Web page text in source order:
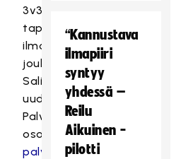
3v3-
tapahtumaan
ilmoitetaan
joukkue
Salibandyliiton
uudella
Palvelusivustolla
osoitteessa:
palvelusivusto.salibandy.fi
“Kannustava
ilmapiiri
syntyy
yhdessä –
Reilu
Aikuinen -
pilotti